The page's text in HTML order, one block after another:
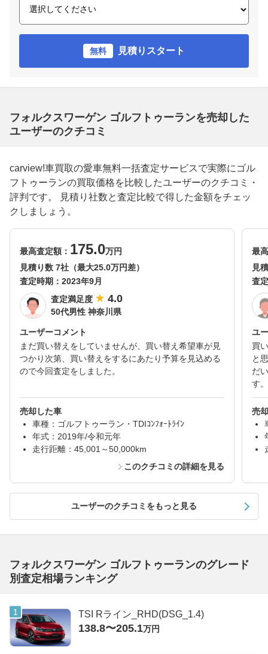
無料 見積りスタート
フォルクスワーゲン ゴルフトゥーランを売却した
ユーザーのクチコミ
carview!車買取の愛車無料一括査定サービスで実際にゴル
フトゥーランの買取価格を比較したユーザーのクチコミ・
評判です。 見積り社数と査定比較で得した金額をチェッ
クしましょう。
最高査定額： 175.0万円
見積り数 7社（最大25.0万円差）
査定時期： 2023年9月
査定満足度
4.0
50代男性 神奈川県
ユーザーコメント
まだ買い替えをしていませんが、買い替え希望車が見
つかり次第、買い替えをするにあたり予算を見込める
ので今回査定をしました。
売却した車
車種：ゴルフトゥーラン・TDIｺﾝﾌｫｰﾄﾗｲﾝ
年式：2019年/令和元年
走行距離：45,001～50,000km
このクチコミの詳細を見る
最
見
査
ユ
買
と
だ
す
売
ユーザーのクチコミをもっと見る
フォルクスワーゲン ゴルフトゥーランのグレード
別査定相場ランキング
TSI Rライン_RHD(DSG_1.4)
138.8〜205.1万円